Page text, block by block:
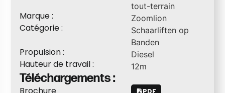
tout-terrain
Marque : Zoomlion
Catégorie :
Schaarliften op
Banden
Propulsion : Diesel
Hauteur de travail : 12m
Téléchargements :